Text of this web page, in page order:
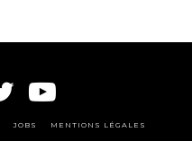
JOBS MENTIONS LÉGALES